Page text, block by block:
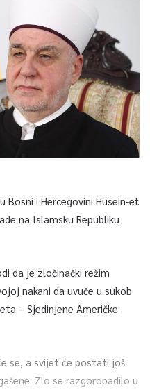
Bosni i Hercegovini Husein-ef.
na Islamsku Republiku
da je zločinački režim
nakani da uvuče u sukob
– Sjedinjene Američke
se, a svijet će postati još
Zlo se razgoropadilo u